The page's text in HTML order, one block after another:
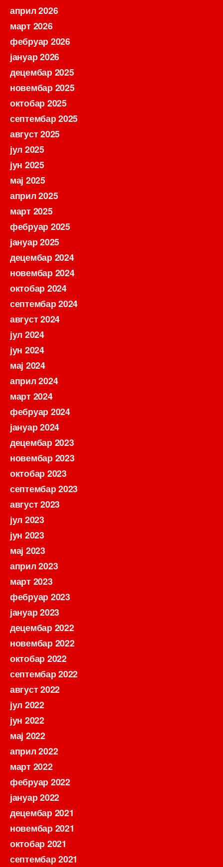
април 2026
март 2026
фебруар 2026
јануар 2026
децембар 2025
новембар 2025
октобар 2025
септембар 2025
август 2025
јул 2025
јун 2025
мај 2025
април 2025
март 2025
фебруар 2025
јануар 2025
децембар 2024
новембар 2024
октобар 2024
септембар 2024
август 2024
јул 2024
јун 2024
мај 2024
април 2024
март 2024
фебруар 2024
јануар 2024
децембар 2023
новембар 2023
октобар 2023
септембар 2023
август 2023
јул 2023
јун 2023
мај 2023
април 2023
март 2023
фебруар 2023
јануар 2023
децембар 2022
новембар 2022
октобар 2022
септембар 2022
август 2022
јул 2022
јун 2022
мај 2022
април 2022
март 2022
фебруар 2022
јануар 2022
децембар 2021
новембар 2021
октобар 2021
септембар 2021